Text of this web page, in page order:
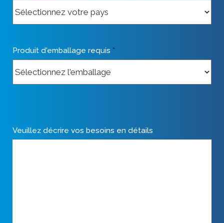
Produit d'emballage requis *
Veuillez décrire vos besoins en détails